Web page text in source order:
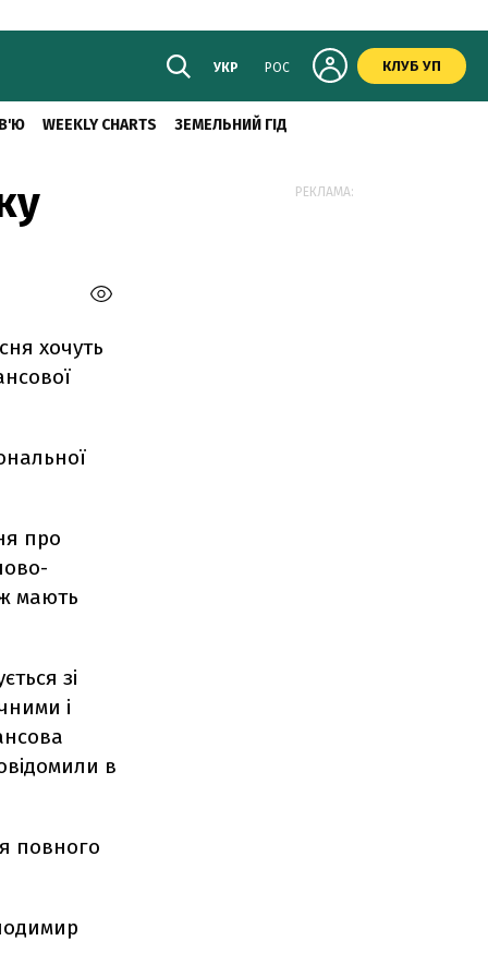
УКР РОС КЛУБ УП
WEEKLY CHARTS ЗЕМЕЛЬНИЙ ГІД
хочуть
про
мають
зі
і
в
повного
РЕКЛАМА: